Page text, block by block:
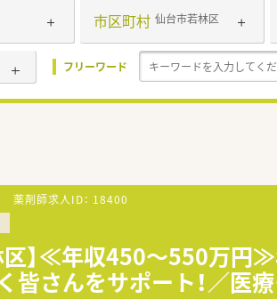
市区町村 仙台市若林区
フリーワード
薬剤師求人ID： 18400
区】≪年収450～550万円
皆さんをサポート！／医